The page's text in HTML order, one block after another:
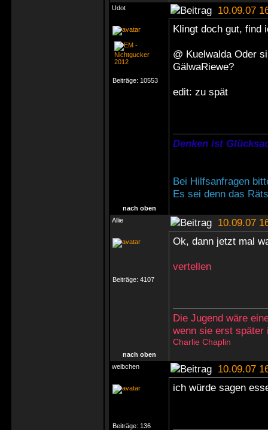
Udot
10.09.07
Beiträge: 10553
Klingt doch gut, find
@ Kuelwalda Oder
GälwaRiewe?
edit: zu spät
Denken ist
Bei Hilfsanfragen
Es sei denn das
nach oben
Allie
10.09.07
Beiträge: 4107
Ok, dann jetzt mal
vertellen
Die Jugend wäre
wenn sie erst später
Charlie Chaplin
nach oben
weibchen
10.09.07
Beiträge: 136
ich würde sagen